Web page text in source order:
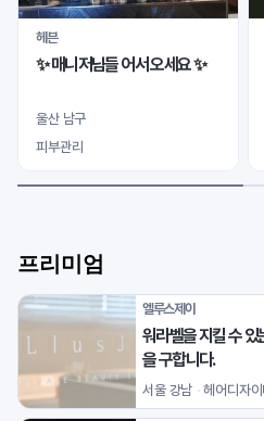
헤븐
✨ 매니저님들 어서 오세요 ✨
울산 남구
피부관리
프리미엄
엘루스제이
워라벨을 지킬 수 있
을 구합니다.
서울 강남 헤어디자이